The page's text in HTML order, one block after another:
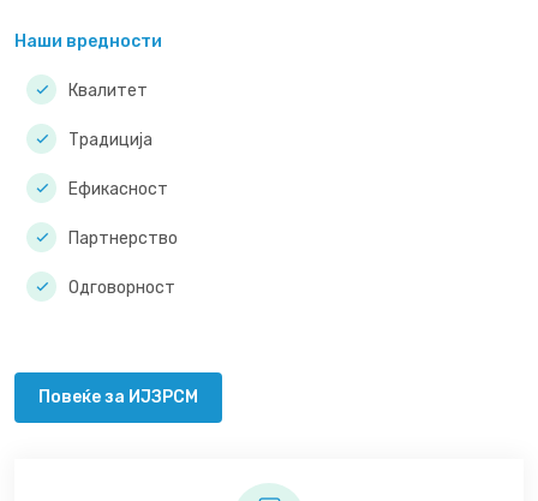
Наши вредности
Квалитет
Традиција
Ефикасност
Партнерство
Одговорност
Повеќе за ИЈЗРСМ